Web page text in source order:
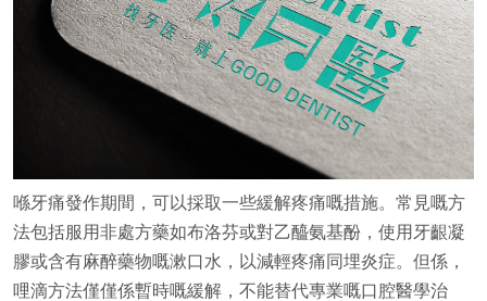
喺牙痛發作期間，可以採取一些緩解疼痛嘅措施。常見嘅方
法包括服用非處方藥如布洛芬或對乙醯氨基酚，使用牙齦凝
膠或含有麻醉藥物嘅漱口水，以減輕疼痛同埋炎症。但係，
哩滴方法僅僅係暫時嘅緩解，不能替代專業嘅口腔醫學治